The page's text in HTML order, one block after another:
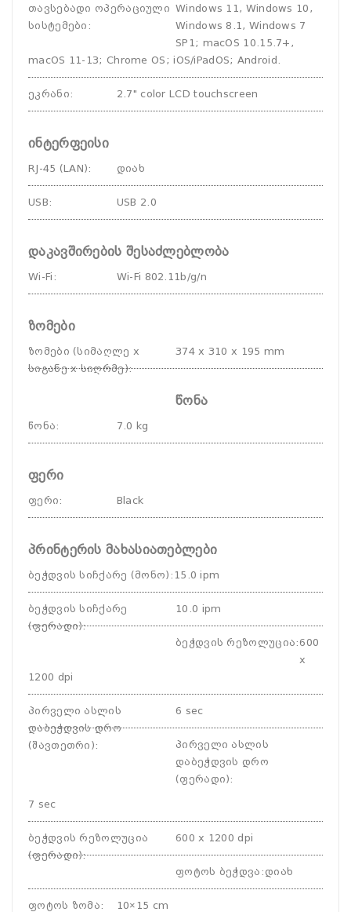
თავსებადი ოპერაციული
სისტემები :
Windows 11, Windows 10,
Windows 8.1, Windows 7
SP1; macOS 10.15.7+,
macOS 11-13; Chrome OS; iOS/iPadOS; Android.
ეკრანი: 2.7" color LCD touchscreen
ინტერფეისი
RJ-45 (LAN): დიახ
USB: USB 2.0
დაკავშირების შესაძლებლობა
Wi-Fi : Wi-Fi 802.11b/g/n
ზომები
ზომები (სიმაღლე x
სიგანე x სიღრმე):
374 x 310 x 195 mm
წონა
წონა: 7.0 kg
ფერი
ფერი: Black
პრინტერის მახასიათებლები
ბეჭდვის სიჩქარე (მონო) : 15.0 ipm
ბეჭდვის სიჩქარე
(ფერადი):
10.0 ipm
ბეჭდვის რეზოლუცია:600
x
1200 dpi
პირველი ასლის
დაბეჭდვის დრო
(შავთეთრი):
6 sec
პირველი ასლის
დაბეჭდვის დრო
(ფერადი):
7 sec
ბეჭდვის რეზოლუცია
(ფერადი):
600 x 1200 dpi
ფოტოს ბეჭდვა : დიახ
ფოტოს ზომა: 10×15 cm